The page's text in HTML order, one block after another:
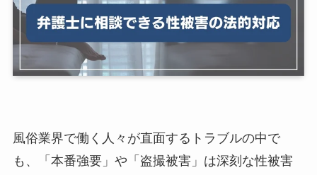
風俗業界で働く人々が直面するトラブルの中で
も、「本番強要」や「盗撮被害」は深刻な性被害